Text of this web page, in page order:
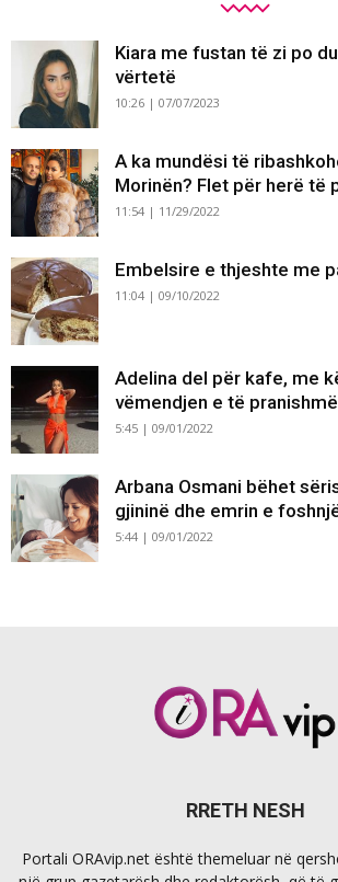
Kiara me fustan të zi po
vërtetë
10:26 | 07/07/2023
A ka mundësi të
Morinën? Flet për herë të
11:54 | 11/29/2022
Embelsire e thjeshte me
11:04 | 09/10/2022
Adelina del për kafe, me
vëmendjen e të
5:45 | 09/01/2022
Arbana Osmani bëhet
gjininë dhe emrin e
5:44 | 09/01/2022
RRETH NESH
Portali ORAvip.net është themeluar në